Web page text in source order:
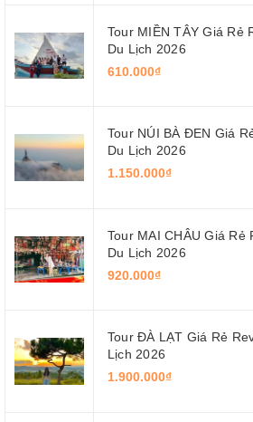
Tour MIỀN TÂY Giá Rẻ
Du Lịch 2026
610.000₫
Tour NÚI BÀ ĐEN Giá
Du Lịch 2026
1.150.000₫
Tour MAI CHÂU Giá Rẻ
Du Lịch 2026
920.000₫
Tour ĐÀ LẠT Giá Rẻ
Lịch 2026
1.900.000₫